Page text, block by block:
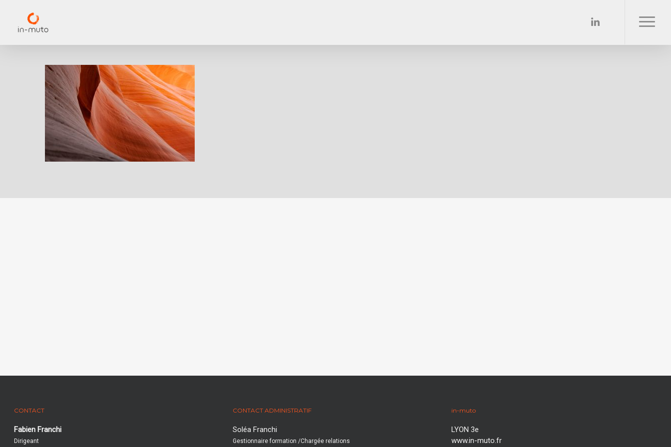
CONTACT
Fabien Franchi
Dirigeant
CONTACT ADMINISTRATIF
Soléa Franchi
Gestionnaire formation /Chargée relations
in-muto
LYON 3e
www.in-muto.fr